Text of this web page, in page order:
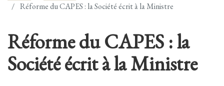
Réforme du CAPES : la Société écrit à la Ministre
Réforme du CAPES : la
Société écrit à la Ministre